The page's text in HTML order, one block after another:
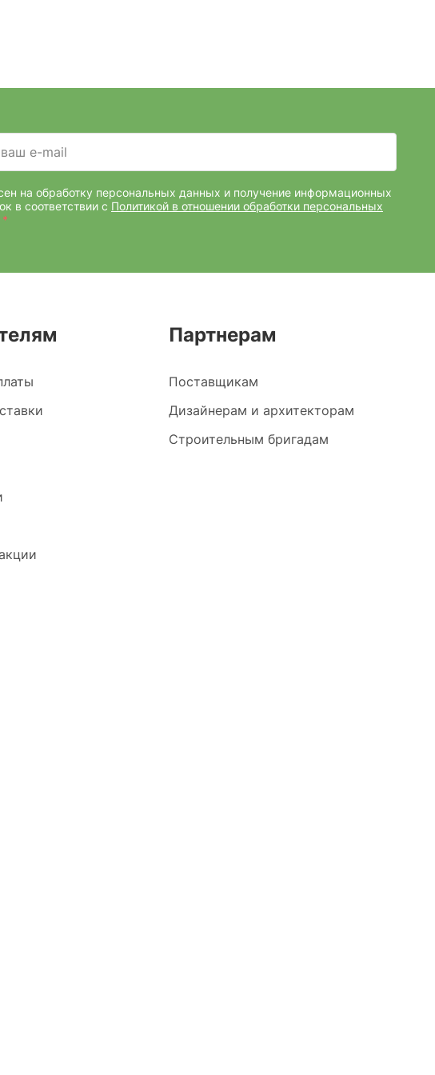
e-mail
на обработку персональных данных и получение информационных
в соответствии с Политикой в отношении обработки персональных
*
Партнерам
Поставщикам
Дизайнерам и архитекторам
Строительным бригадам